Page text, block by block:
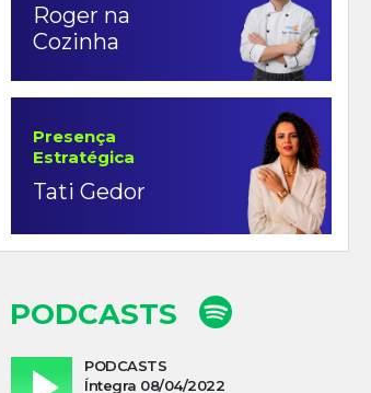
Roger na
Cozinha
Presença
Estratégica
Tati Gedor
PODCASTS
PODCASTS
Íntegra 08/04/2022